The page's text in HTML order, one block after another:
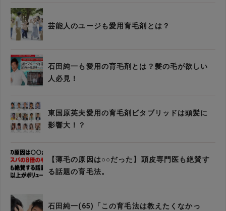
芸能人のユージも愛用育毛剤とは？
石田純一も愛用の育毛剤とは？髪の毛が欲しい
人必見！
東国原英夫愛用の育毛剤ビタブリッドは頭髪に
影響大！？
【薄毛の原因は○○だった】頭皮専門医も絶賛す
る話題の育毛法。
石田純一(65)「この育毛法は教えたくなかっ